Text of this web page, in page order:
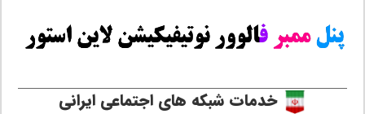
خدمات شبکه های اجتماعی ایرانی